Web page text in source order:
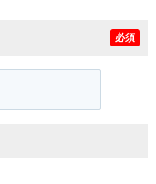
必須